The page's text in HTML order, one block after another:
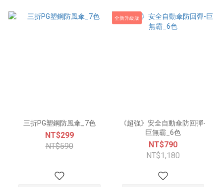
三折PG塑鋼防風傘_7色
NT$299
NT$590
全新升級版
《超強》安全自動傘防回彈-
巨無霸_6色
NT$790
NT$1,180